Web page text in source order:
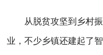
从脱贫攻坚到乡村振
业，不少乡镇还建起了